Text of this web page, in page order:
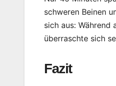
schweren Beinen
sich aus:
überraschte sich
Fazit